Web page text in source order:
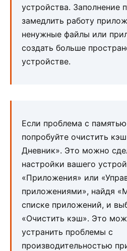
устройства. Заполнение
замедлить работу
ненужные файлы или
создать больше
устройстве.
Если проблема с
попробуйте очистить
Дневник». Это можно
настройки вашего
«Приложения» или
приложениями», найдя
списке приложений, и
«Очистить кэш». Это
устранить проблемы с
производительностью